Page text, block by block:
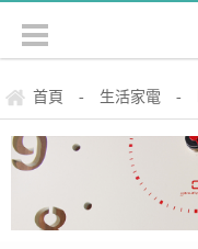
首頁 - 生活家電 -